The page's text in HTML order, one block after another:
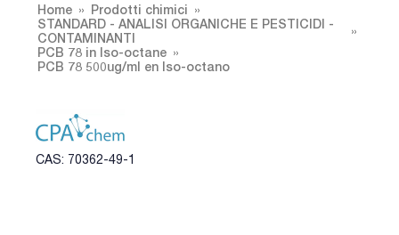
Home
Prodotti chimici
STANDARD - ANALISI ORGANICHE E PESTICIDI -
CONTAMINANTI
PCB 78 in Iso-octane
PCB 78 500ug/ml en Iso-octano
CAS: 70362-49-1